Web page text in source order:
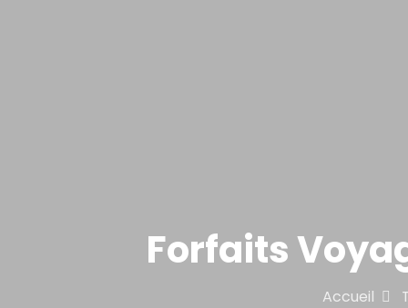
Forfaits
Accueil